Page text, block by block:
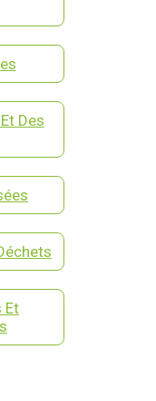
Des
Et